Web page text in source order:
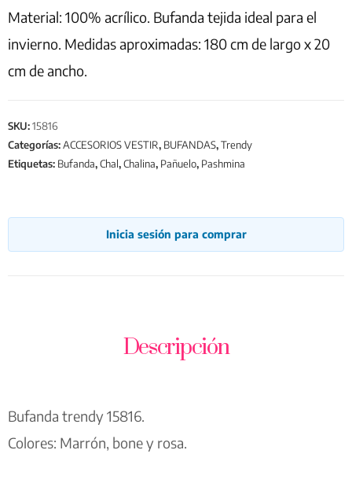
Material: 100% acrílico. Bufanda tejida ideal para el
invierno. Medidas aproximadas: 180 cm de largo x 20
cm de ancho.
SKU:15816
Categorías:ACCESORIOS VESTIR, BUFANDAS,Trendy
Etiquetas: Bufanda,Chal,Chalina, Pañuelo, Pashmina
Inicia sesión para comprar
Descripción
Bufanda trendy 15816.
Colores: Marrón, bone y rosa.